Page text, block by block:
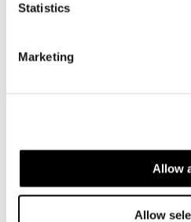
Statistics
Marketing
Allow
Allow
FS Italiane
DANZA, MUSICA E TEATRO A
46 i collegamenti
Città lagunare